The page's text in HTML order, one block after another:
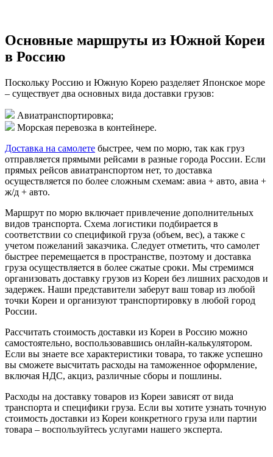
Основные маршруты из Южной Кореи
в Россию
Поскольку Россию и Южную Корею разделяет Японское море
– существует два основных вида доставки грузов:
Авиатранспортировка;
Морская перевозка в контейнере.
Доставка на самолете быстрее, чем по морю, так как груз
отправляется прямыми рейсами в разные города России. Если
прямых рейсов авиатранспортом нет, то доставка
осуществляется по более сложным схемам: авиа + авто, авиа +
ж/д + авто.
Маршрут по морю включает привлечение дополнительных
видов транспорта. Схема логистики подбирается в
соответствии со спецификой груза (объем, вес), а также с
учетом пожеланий заказчика. Следует отметить, что самолет
быстрее перемещается в пространстве, поэтому и доставка
груза осуществляется в более сжатые сроки. Мы стремимся
организовать доставку грузов из Кореи без лишних расходов и
задержек. Наши представители заберут ваш товар из любой
точки Кореи и организуют транспортировку в любой город
России.
Рассчитать стоимость доставки из Кореи в Россию можно
самостоятельно, воспользовавшись онлайн-калькулятором.
Если вы знаете все характеристики товара, то также успешно
вы сможете высчитать расходы на таможенное оформление,
включая НДС, акциз, различные сборы и пошлины.
Расходы на доставку товаров из Кореи зависят от вида
транспорта и специфики груза. Если вы хотите узнать точную
стоимость доставки из Кореи конкретного груза или партии
товара – воспользуйтесь услугами нашего эксперта.